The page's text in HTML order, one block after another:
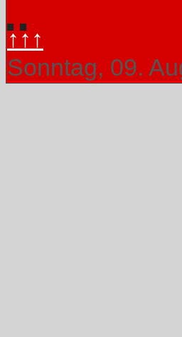
↑↑↑
Sonntag, 09.